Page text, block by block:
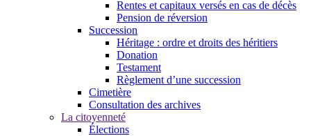
Rentes et capitaux versés en cas de décès
Pension de réversion
Succession
Héritage : ordre et droits des héritiers
Donation
Testament
Règlement d’une succession
Cimetière
Consultation des archives
La citoyenneté
Élections